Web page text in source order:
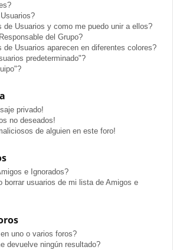
de Usuarios y como me puedo unir a ellos?
del Grupo?
de Usuarios aparecen en diferentes colores?
predeterminado"?
privado!
no deseados!
de alguien en este foro!
e Ignorados?
borrar usuarios de mi lista de Amigos e
uno o varios foros?
devuelve ningún resultado?